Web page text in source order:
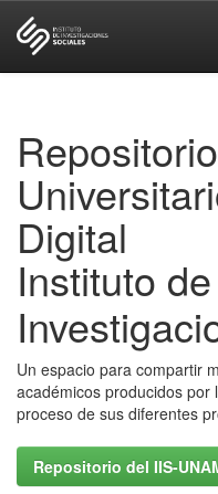
Repositorio
Digital
Instituto de
Un espacio para compartir
académicos producidos por
proceso de sus diferentes
Repositorio del IIS-